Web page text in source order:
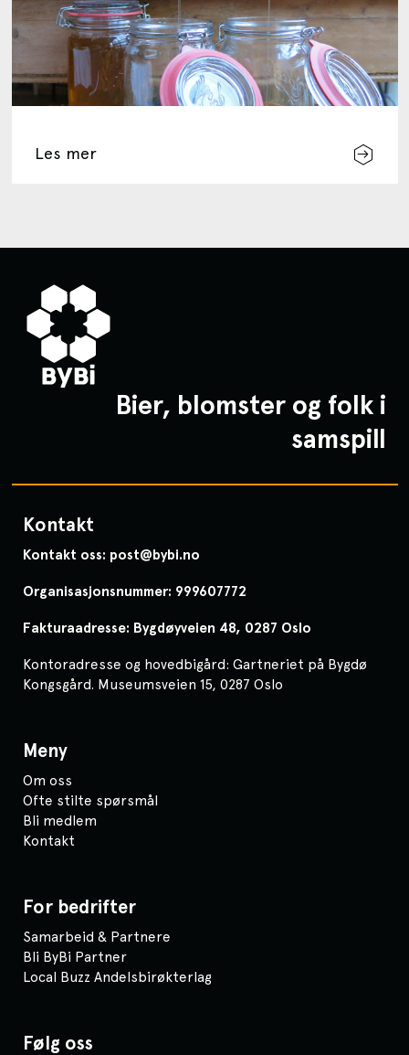
Les mer
Bier, blomster og folk i
samspill
Kontakt
Kontakt oss: post@bybi.no
Organisasjonsnummer: 999607772
Fakturaadresse: Bygdøyveien 48, 0287 Oslo
Kontoradresse og hovedbigård: Gartneriet på Bygdø
Kongsgård. Museumsveien 15, 0287 Oslo
Meny
Om oss
Ofte stilte spørsmål
Bli medlem
Kontakt
For bedrifter
Samarbeid & Partnere
Bli ByBi Partner
Local Buzz Andelsbirøkterlag
Følg oss